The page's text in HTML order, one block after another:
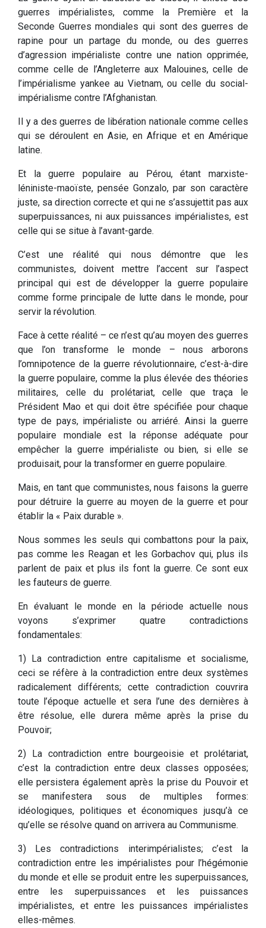
guerres impérialistes, comme la Première et la
Seconde Guerres mondiales qui sont des guerres de
rapine pour un partage du monde, ou des guerres
d’agression impérialiste contre une nation opprimée,
comme celle de l’Angleterre aux Malouines, celle de
l’impérialisme yankee au Vietnam, ou celle du social-
impérialisme contre l’Afghanistan.
Il y a des guerres de libération nationale comme celles
qui se déroulent en Asie, en Afrique et en Amérique
latine.
Et la guerre populaire au Pérou, étant marxiste-
léniniste-maoïste, pensée Gonzalo, par son caractère
juste, sa direction correcte et qui ne s’assujettit pas aux
superpuissances, ni aux puissances impérialistes, est
celle qui se situe à l’avant-garde.
C’est une réalité qui nous démontre que les
communistes, doivent mettre l’accent sur l’aspect
principal qui est de développer la guerre populaire
comme forme principale de lutte dans le monde, pour
servir la révolution.
Face à cette réalité – ce n’est qu’au moyen des guerres
que l’on transforme le monde – nous arborons
l’omnipotence de la guerre révolutionnaire, c’est-à-dire
la guerre populaire, comme la plus élevée des théories
militaires, celle du prolétariat, celle que traça le
Président Mao et qui doit être spécifiée pour chaque
type de pays, impérialiste ou arriéré. Ainsi la guerre
populaire mondiale est la réponse adéquate pour
empêcher la guerre impérialiste ou bien, si elle se
produisait, pour la transformer en guerre populaire.
Mais, en tant que communistes, nous faisons la guerre
pour détruire la guerre au moyen de la guerre et pour
établir la « Paix durable ».
Nous sommes les seuls qui combattons pour la paix,
pas comme les Reagan et les Gorbachov qui, plus ils
parlent de paix et plus ils font la guerre. Ce sont eux
les fauteurs de guerre.
En évaluant le monde en la période actuelle nous
voyons s’exprimer quatre contradictions
fondamentales:
1) La contradiction entre capitalisme et socialisme,
ceci se réfère à la contradiction entre deux systèmes
radicalement différents; cette contradiction couvrira
toute l’époque actuelle et sera l’une des dernières à
être résolue, elle durera même après la prise du
Pouvoir;
2) La contradiction entre bourgeoisie et prolétariat,
c’est la contradiction entre deux classes opposées;
elle persistera également après la prise du Pouvoir et
se manifestera sous de multiples formes:
idéologiques, politiques et économiques jusqu’à ce
qu’elle se résolve quand on arrivera au Communisme.
3) Les contradictions interimpérialistes; c’est la
contradiction entre les impérialistes pour l’hégémonie
du monde et elle se produit entre les superpuissances,
entre les superpuissances et les puissances
impérialistes, et entre les puissances impérialistes
elles-mêmes.